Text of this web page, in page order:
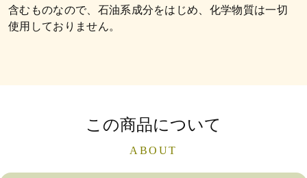
含むものなので、石油系成分をはじめ、化学物質は一切
使用しておりません。
この商品について
ABOUT